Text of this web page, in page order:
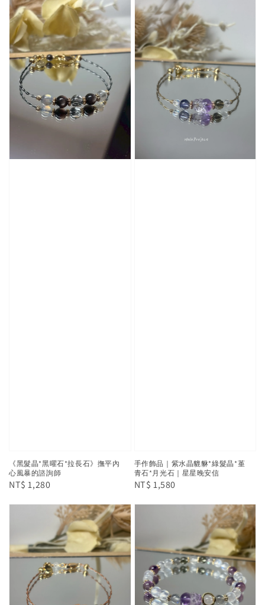
《黑髮晶*黑曜石*拉長石》撫平內
心風暴的諮詢師
Regular
NT$ 1,280
手作飾品｜紫水晶貔貅*綠髮晶*堇
青石*月光石｜星星晚安信
Regular
NT$ 1,580